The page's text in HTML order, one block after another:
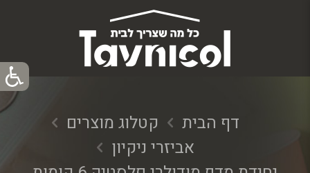
דף הבית
קטלוג מוצרים
אביזרי ניקיון